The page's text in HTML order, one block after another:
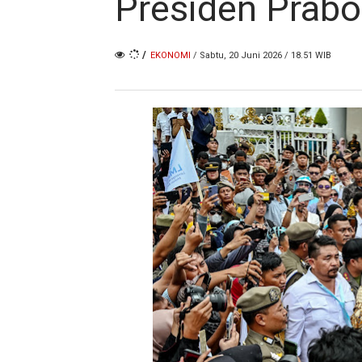
Presiden
/ EKONOMI / Sabtu, 20 Juni 2026 / 18.51 WIB